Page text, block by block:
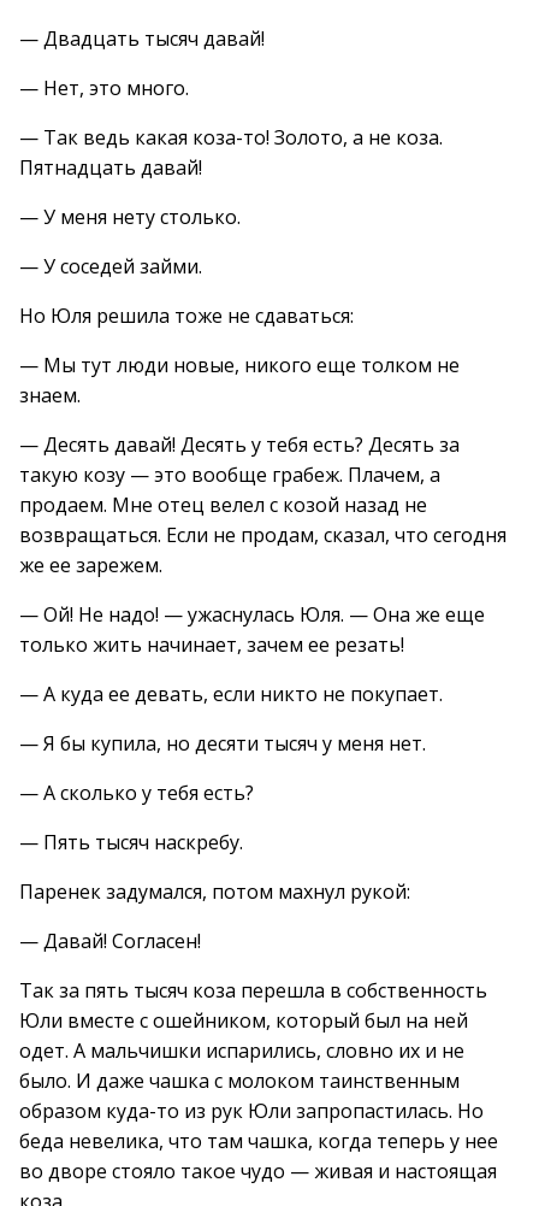
— Двадцать тысяч давай!
— Нет, это много.
— Так ведь какая коза-то! Золото, а не коза.
Пятнадцать давай!
— У меня нету столько.
— У соседей займи.
Но Юля решила тоже не сдаваться:
— Мы тут люди новые, никого еще толком не
знаем.
— Десять давай! Десять у тебя есть? Десять за
такую козу — это вообще грабеж. Плачем, а
продаем. Мне отец велел с козой назад не
возвращаться. Если не продам, сказал, что сегодня
же ее зарежем.
— Ой! Не надо! — ужаснулась Юля. — Она же еще
только жить начинает, зачем ее резать!
— А куда ее девать, если никто не покупает.
— Я бы купила, но десяти тысяч у меня нет.
— А сколько у тебя есть?
— Пять тысяч наскребу.
Паренек задумался, потом махнул рукой:
— Давай! Согласен!
Так за пять тысяч коза перешла в собственность
Юли вместе с ошейником, который был на ней
одет. А мальчишки испарились, словно их и не
было. И даже чашка с молоком таинственным
образом куда-то из рук Юли запропастилась. Но
беда невелика, что там чашка, когда теперь у нее
во дворе стояло такое чудо — живая и настоящая